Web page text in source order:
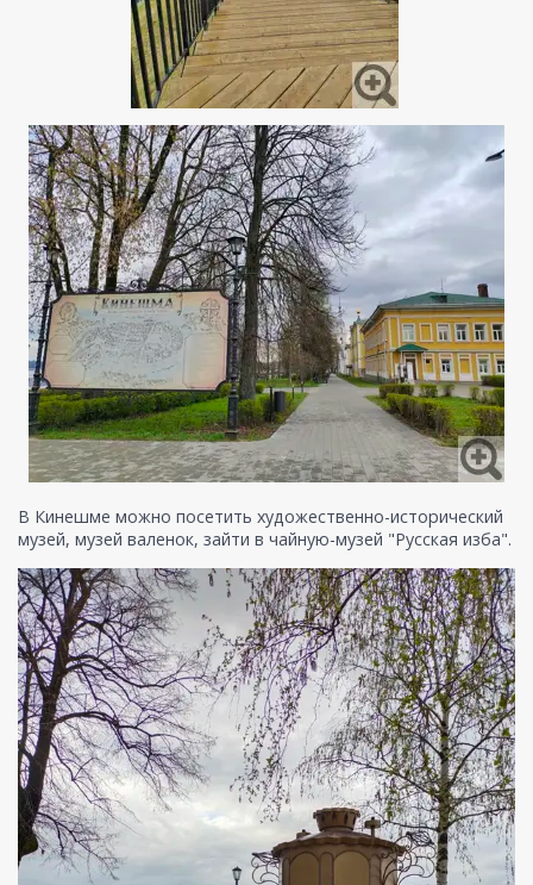
В Кинешме можно посетить художественно-исторический
музей, музей валенок, зайти в чайную-музей "Русская изба".